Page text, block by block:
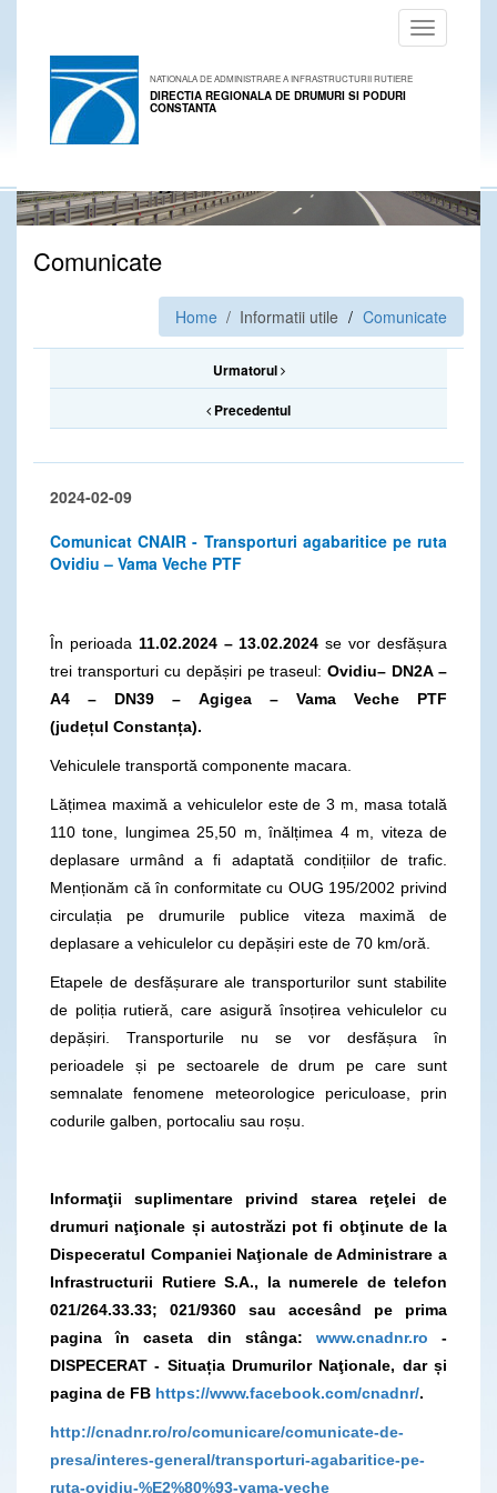
Toggle
navigation
NATIONALA DE ADMINISTRARE A INFRASTRUCTURII RUTIERE
DIRECTIA REGIONALA DE DRUMURI SI PODURI
CONSTANTA
Comunicate
Home / Informatii utile Comunicate
Urmatorul
Precedentul
2024-02-09
Comunicat CNAIR - Transporturi agabaritice pe ruta
Ovidiu – Vama Veche PTF
În perioada 11.02.2024 – 13.02.2024 se vor desfășura
trei transporturi cu depășiri pe traseul:Ovidiu– DN2A –
A4 – DN39 – Agigea – Vama Veche PTF
(județul Constanța).
Vehiculele transportă componente macara.
Lățimea maximă a vehiculelor este de 3 m, masa totală
110 tone, lungimea 25,50 m, înălțimea 4 m, viteza de
deplasare urmând a fi adaptată condițiilor de trafic.
Menționăm că în conformitate cu OUG 195/2002 privind
circulația pe drumurile publice viteza maximă de
deplasare a vehiculelor cu depășiri este de 70 km/oră.
Etapele de desfășurare ale transporturilor sunt stabilite
de poliția rutieră, care asigură însoțirea vehiculelor cu
depășiri. Transporturile nu se vor desfășura în
perioadele și pe sectoarele de drum pe care sunt
semnalate fenomene meteorologice periculoase, prin
codurile galben, portocaliu sau roșu.
Informaţii suplimentare privind starea reţelei de
drumuri naţionale și autostrăzi pot fi obţinute de la
Dispeceratul Companiei Naţionale de Administrare a
Infrastructurii Rutiere S.A., la numerele de telefon
021/264.33.33; 021/9360 sau accesând pe prima
pagina în caseta din stânga: www.cnadnr.ro -
DISPECERAT - Situația Drumurilor Naţionale, dar și
pagina de FB https://www.facebook.com/cnadnr/.
http://cnadnr.ro/ro/comunicare/comunicate-de-
presa/interes-general/transporturi-agabaritice-pe-
ruta-ovidiu-%E2%80%93-vama-veche